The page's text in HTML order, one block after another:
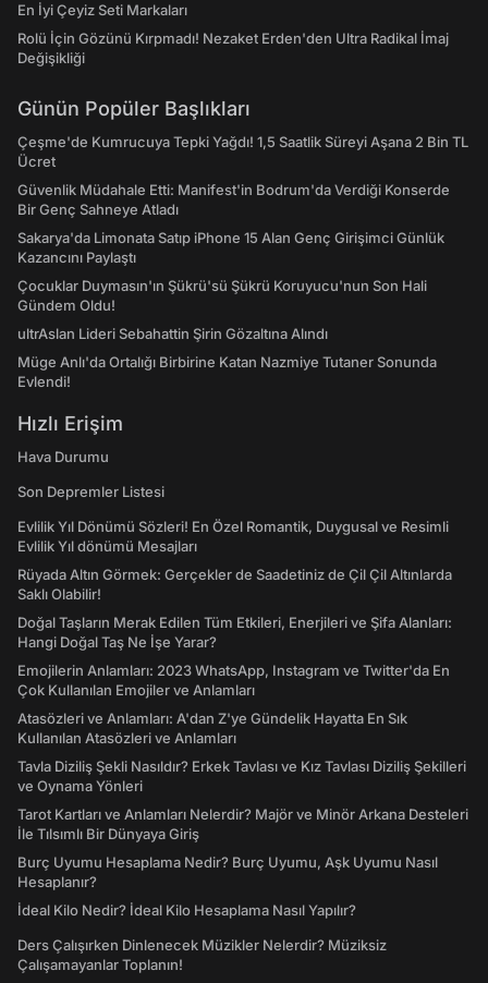
En İyi Çeyiz Seti Markaları
Rolü İçin Gözünü Kırpmadı! Nezaket Erden'den Ultra Radikal İmaj
Değişikliği
Günün Popüler Başlıkları
Çeşme'de Kumrucuya Tepki Yağdı! 1,5 Saatlik Süreyi Aşana 2 Bin TL
Ücret
Güvenlik Müdahale Etti: Manifest'in Bodrum'da Verdiği Konserde
Bir Genç Sahneye Atladı
Sakarya'da Limonata Satıp iPhone 15 Alan Genç Girişimci Günlük
Kazancını Paylaştı
Çocuklar Duymasın'ın Şükrü'sü Şükrü Koruyucu'nun Son Hali
Gündem Oldu!
ultrAslan Lideri Sebahattin Şirin Gözaltına Alındı
Müge Anlı'da Ortalığı Birbirine Katan Nazmiye Tutaner Sonunda
Evlendi!
Hızlı Erişim
Hava Durumu
Son Depremler Listesi
Evlilik Yıl Dönümü Sözleri! En Özel Romantik, Duygusal ve Resimli
Evlilik Yıl dönümü Mesajları
Rüyada Altın Görmek: Gerçekler de Saadetiniz de Çil Çil Altınlarda
Saklı Olabilir!
Doğal Taşların Merak Edilen Tüm Etkileri, Enerjileri ve Şifa Alanları:
Hangi Doğal Taş Ne İşe Yarar?
Emojilerin Anlamları: 2023 WhatsApp, Instagram ve Twitter'da En
Çok Kullanılan Emojiler ve Anlamları
Atasözleri ve Anlamları: A'dan Z'ye Gündelik Hayatta En Sık
Kullanılan Atasözleri ve Anlamları
Tavla Diziliş Şekli Nasıldır? Erkek Tavlası ve Kız Tavlası Diziliş Şekilleri
ve Oynama Yönleri
Tarot Kartları ve Anlamları Nelerdir? Majör ve Minör Arkana Desteleri
İle Tılsımlı Bir Dünyaya Giriş
Burç Uyumu Hesaplama Nedir? Burç Uyumu, Aşk Uyumu Nasıl
Hesaplanır?
İdeal Kilo Nedir? İdeal Kilo Hesaplama Nasıl Yapılır?
Ders Çalışırken Dinlenecek Müzikler Nelerdir? Müziksiz
Çalışamayanlar Toplanın!